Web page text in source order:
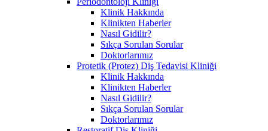
Klinik Hakkında
Klinikten Haberler
Nasıl Gidilir?
Sıkça Sorulan Sorular
Doktorlarımız
Protetik (Protez) Diş Tedavisi Kliniği
Klinik Hakkında
Klinikten Haberler
Nasıl Gidilir?
Sıkça Sorulan Sorular
Doktorlarımız